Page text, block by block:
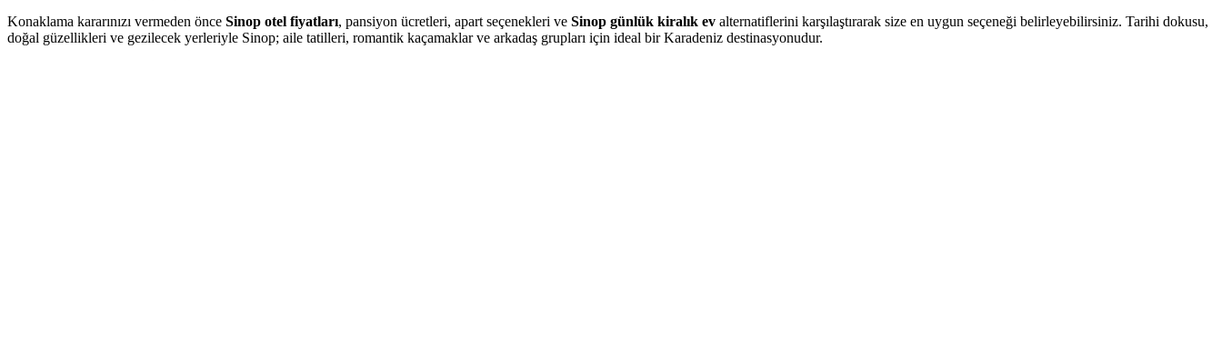
Konaklama kararınızı vermeden önce Sinop otel fiyatları, pansiyon ücretleri, apart seçenekleri ve Sinop günlük kiralık ev alternatiflerini karşılaştırarak size en uygun seçeneği belirleyebilirsiniz. Tarihi dokusu,
doğal güzellikleri ve gezilecek yerleriyle Sinop; aile tatilleri, romantik kaçamaklar ve arkadaş grupları için ideal bir Karadeniz destinasyonudur.